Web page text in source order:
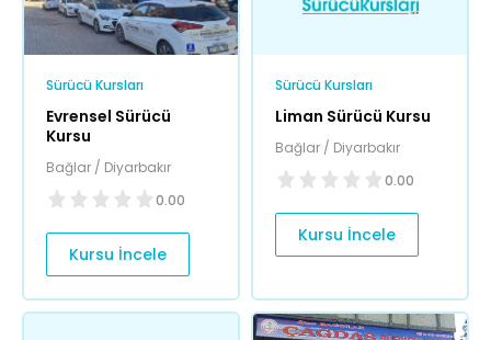
Sürücü Kursları
Evrensel Sürücü
Kursu
Bağlar / Diyarbakır
0.00
Kursu İncele
Sürücü Kursları
Liman Sürücü Kursu
Bağlar / Diyarbakır
0.00
Kursu İncele